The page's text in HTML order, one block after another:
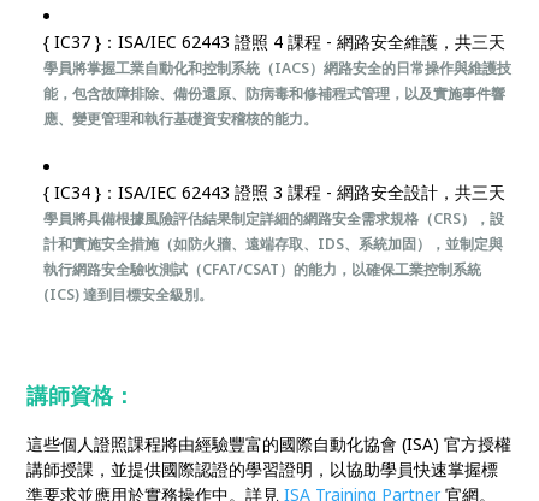
{ IC37 }：ISA/IEC 62443 證照 4 課程 - 網路安全維護，共三天
學員將掌握工業自動化和控制系統（IACS）網路安全的日常操作與維護技
能，包含故障排除、備份還原、防病毒和修補程式管理，以及實施事件響
應、變更管理和執行基礎資安稽核的能力。
{ IC34 }：ISA/IEC 62443 證照 3 課程 - 網路安全設計，共三天
學員將具備根據風險評估結果制定詳細的網路安全需求規格（CRS），設
計和實施安全措施（如防火牆、遠端存取、IDS、系統加固），並制定與
執行網路安全驗收測試（CFAT/CSAT）的能力，以確保工業控制系統
(ICS) 達到目標安全級別。
講師資格：
這些​個人證照課程將由經驗豐富的國際自動化協會 (ISA) 官方授權
講師授課，並提供國際認證的學習證明，以協助學員快速掌握標
準要求並應用於實務操作中。詳見 ISA Training Partner官網。